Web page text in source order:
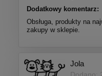
Dodatkowy komentarz:
Obsługa, produkty na
zakupy w sklepie.
Jola